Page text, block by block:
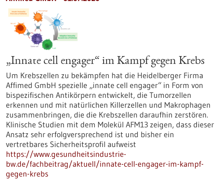
„Innate cell engager“ im Kampf gegen Krebs
Um Krebszellen zu bekämpfen hat die Heidelberger Firma
Affimed GmbH spezielle „innate cell engager“ in Form von
bispezifischen Antikörpern entwickelt, die Tumorzellen
erkennen und mit natürlichen Killerzellen und Makrophagen
zusammenbringen, die die Krebszellen daraufhin zerstören.
Klinische Studien mit dem Molekül AFM13 zeigen, dass dieser
Ansatz sehr erfolgversprechend ist und bisher ein
vertretbares Sicherheitsprofil aufweist
https://www.gesundheitsindustrie-
bw.de/fachbeitrag/aktuell/innate-cell-engager-im-kampf-
gegen-krebs